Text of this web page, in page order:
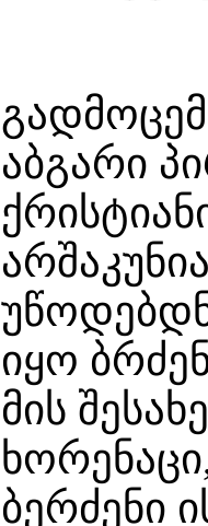
აბგარი
იყო
მის
ბერძენი